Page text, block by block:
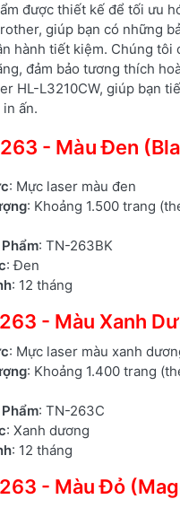
được thiết kế để tối ưu
giúp bạn có những
hành tiết kiệm. Chúng tôi
đảm bảo tương thích
HL-L3210CW, giúp bạn
ấn.
- Màu Đen
: Mực laser màu đen
: Khoảng 1.500 trang
: TN-263BK
: Đen
: 12 tháng
- Màu Xanh
: Mực laser màu xanh
: Khoảng 1.400 trang
: TN-263C
: Xanh dương
: 12 tháng
- Màu Đỏ